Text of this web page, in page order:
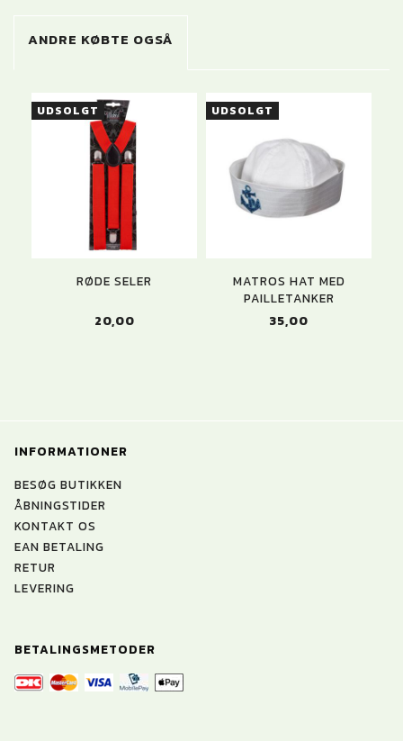
ANDRE KØBTE OGSÅ
UDSOLGT
RØDE SELER
20,00
UDSOLGT
MATROS HAT MED
PAILLETANKER
35,00
INFORMATIONER
BESØG BUTIKKEN
ÅBNINGSTIDER
KONTAKT OS
EAN BETALING
RETUR
LEVERING
BETALINGSMETODER